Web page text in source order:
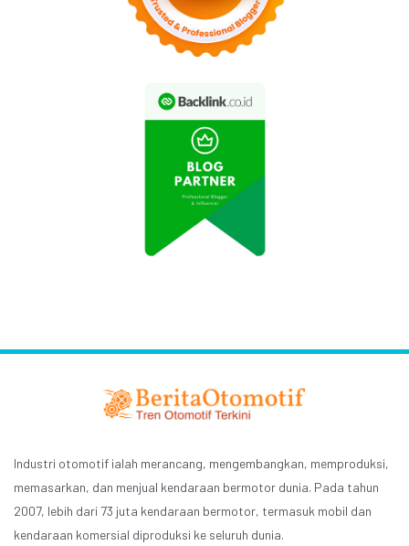
Industri otomotif ialah merancang, mengembangkan, memproduksi,
memasarkan, dan menjual kendaraan bermotor dunia. Pada tahun
2007, lebih dari 73 juta kendaraan bermotor, termasuk mobil dan
kendaraan komersial diproduksi ke seluruh dunia.